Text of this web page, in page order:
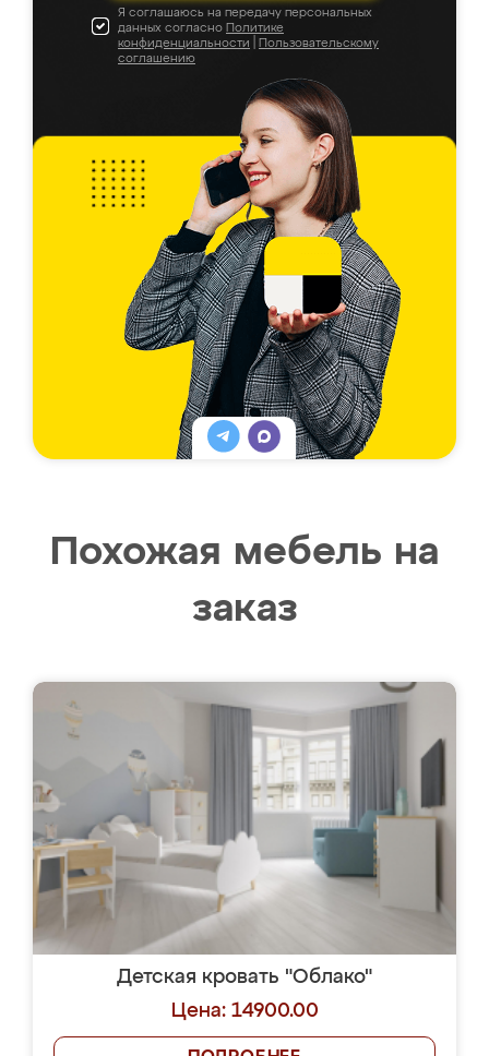
Я соглашаюсь на передачу персональных
данных согласно Политике
конфиденциальности
Пользовательскому
соглашению
Похожая мебель на
заказ
Детская кровать "Облако"
Цена: 14900.00